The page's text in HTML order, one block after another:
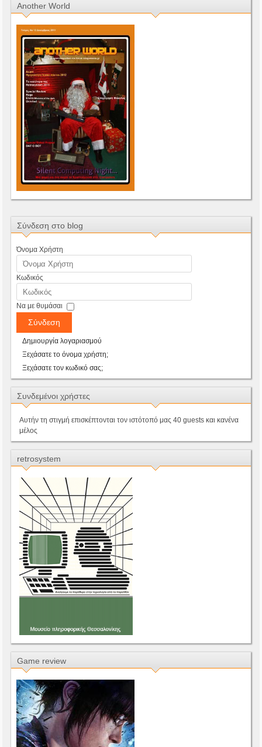
Another World
Σύνδεση στο blog
Όνομα Χρήστη
Κωδικός
Να με θυμάσαι
Σύνδεση
Δημιουργία λογαριασμού
Ξεχάσατε το όνομα χρήστη;
Ξεχάσατε τον κωδικό σας;
Συνδεμένοι χρήστες
Αυτήν τη στιγμή επισκέπτονται τον ιστότοπό μας 40 guests και κανένα
μέλος
retrosystem
Game review